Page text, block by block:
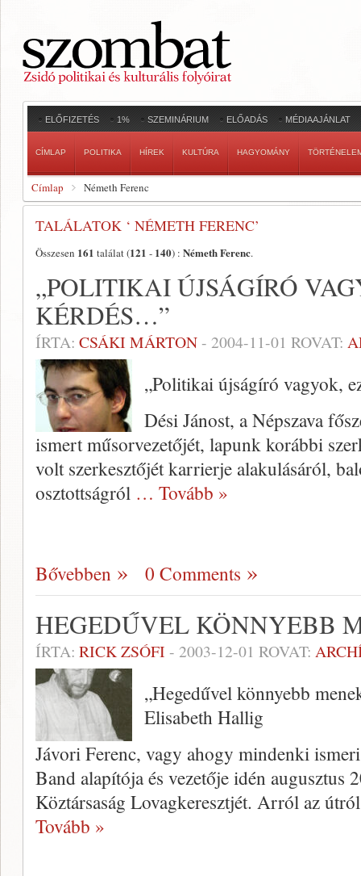
ELŐFIZETÉS 1% SZEMINÁRIUM ELŐADÁS MÉDIAAJÁNLAT
CÍMLAP POLITIKA HÍREK KULTÚRA HAGYOMÁNY
Címlap Németh Ferenc
TALÁLATOK ‘ NÉMETH FERENC’
Összesen 161 találat (121 - 140) : Németh Ferenc.
„POLITIKAI ÚJSÁGÍRÓ
KÉRDÉS…”
ÍRTA: CSÁKI MÁRTON- 2004-11-01 ROVAT:
„Politikai újságíró vagyok,
Dési Jánost, a Népszava
ismert műsorvezetőjét, lapunk korábbi
volt szerkesztőjét karrierje alakulá­sáról,
osztottságról … Tovább »
Bővebben 0 Comments
HEGEDŰVEL KÖNNYEBB
ÍRTA: RICK ZSÓFI - 2003-12-01 ROVAT:
„Hegedűvel könnyebb
Elisabeth Hallig
Jávori Ferenc, vagy ahogy mindenki
Band alapítója és vezetője idén augusztus
Köztársaság Lovag­keresztjét. Arról az
Tovább »